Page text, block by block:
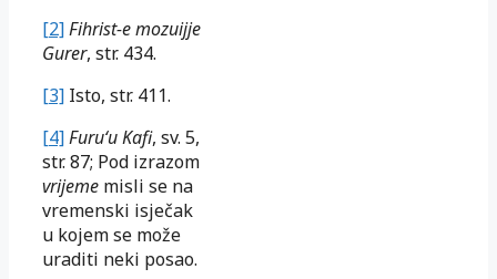
[2]Fihrist-e mozuijje
Gurer, str. 434.
[3] Isto, str. 411.
[4]Furu‘u Kafi, sv. 5,
str. 87; Pod izrazom
vrijeme misli se na
vremenski isječak
u kojem se može
uraditi neki posao.